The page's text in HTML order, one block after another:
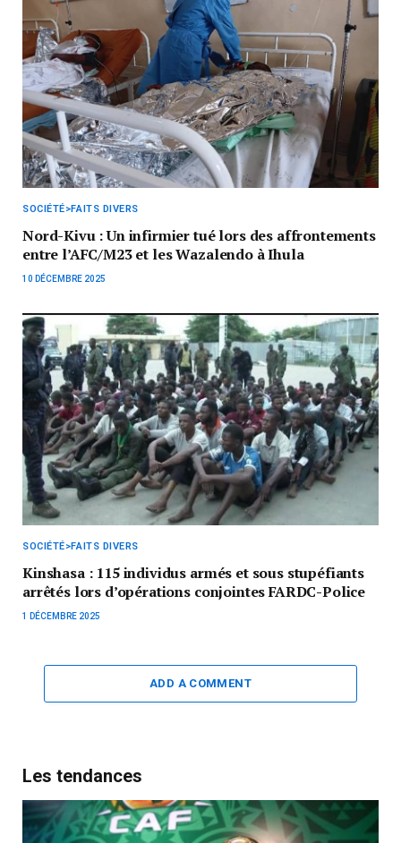
SOCIÉTÉ>FAITS DIVERS
Nord-Kivu : Un infirmier tué lors des affrontements
entre l’AFC/M23 et les Wazalendo à Ihula
10 DÉCEMBRE 2025
SOCIÉTÉ>FAITS DIVERS
Kinshasa : 115 individus armés et sous stupéfiants
arrêtés lors d’opérations conjointes FARDC-Police
1 DÉCEMBRE 2025
ADD A COMMENT
Les tendances